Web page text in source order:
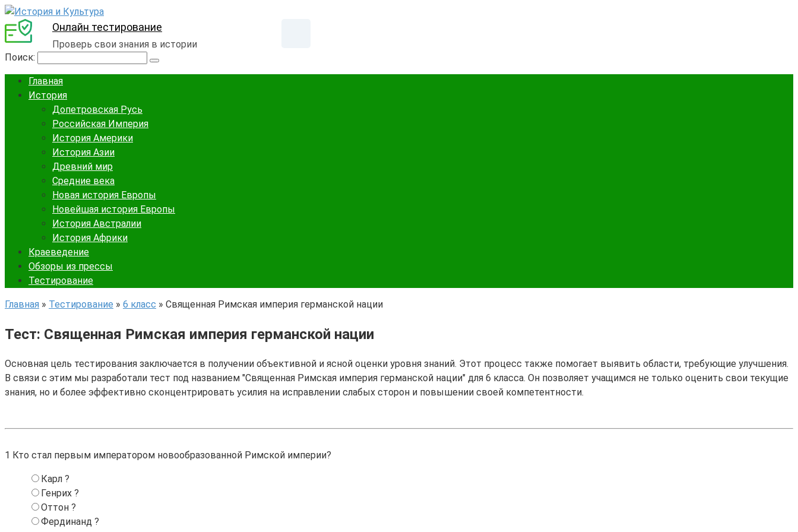
Онлайн тестирование
Проверь свои знания в истории
Поиск:
Главная
История
Допетровская Русь
Российская Империя
История Америки
История Азии
Древний мир
Средние века
Новая история Европы
Новейшая история Европы
История Австралии
История Африки
Краеведение
Обзоры из прессы
Тестирование
Главная » Тестирование » 6 класс » Священная Римская империя германской нации
Тест: Священная Римская империя германской нации
Основная цель тестирования заключается в получении объективной и ясной оценки уровня знаний. Этот процесс также помогает выявить области, требующие улучшения.
В связи с этим мы разработали тест под названием "Священная Римская империя германской нации" для 6 класса. Он позволяет учащимся не только оценить свои текущие
знания, но и более эффективно сконцентрировать усилия на исправлении слабых сторон и повышении своей компетентности.
1 Кто стал первым императором новообразованной Римской империи?
Карл ?
Генрих ?
Оттон ?
Фердинанд ?